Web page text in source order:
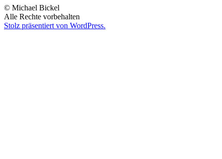
© Michael Bickel
Alle Rechte vorbehalten
Stolz präsentiert von WordPress.